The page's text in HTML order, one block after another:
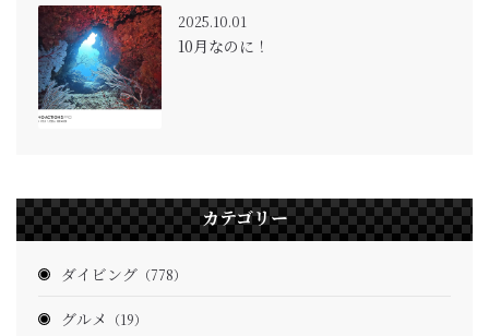
2025.10.01
10月なのに！
カテゴリー
ダイビング （778）
グルメ （19）